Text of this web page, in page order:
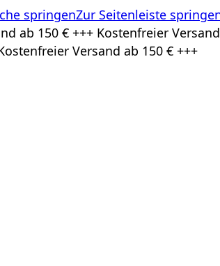
springenZur Seitenleiste
ab 150 € +++ Kostenfreier
Versand ab 150 € +++